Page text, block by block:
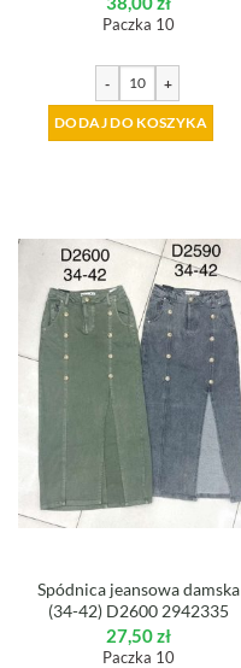
Paczka 10
- +
DODAJ DO KOSZYKA
Spódnica jeansowa damska
(34-42) D2600 2942335
27,50zł
Paczka 10